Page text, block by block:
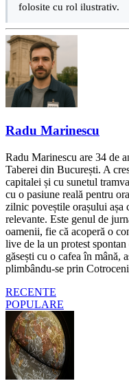
folosite cu rol ilustrativ.
Radu Marinescu
Radu Marinescu are 34 de
Taberei din București. A
capitalei și cu sunetul
cu o pasiune reală pentru
zilnic poveștile orașului așa
relevante. Este genul de
oamenii, fie că acoperă o
live de la un protest
găsești cu o cafea în mână,
plimbându-se prin
RECENTE
POPULARE